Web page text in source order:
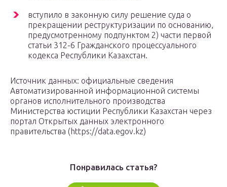
вступило в законную силу решение суда о
прекращении реструктуризации по основанию,
предусмотренному подпунктом 2) части первой
статьи 312-6 Гражданского процессуального
кодекса Республики Казахстан.
Источник данных: официальные сведения
Автоматизированной информационной системы
органов исполнительного производства
Министерства юстиции Республики Казахстан через
портал Открытых данных электронного
правительства (https://data.egov.kz)
Понравилась статья?